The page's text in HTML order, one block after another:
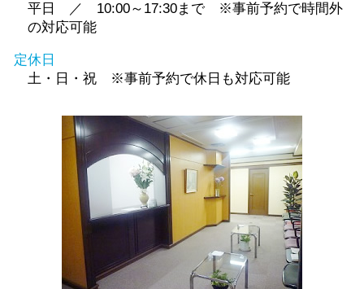
平日 ／ 10:00～17:30まで ※事前予約で時間外
の対応可能
定休日
土・日・祝 ※事前予約で休日も対応可能